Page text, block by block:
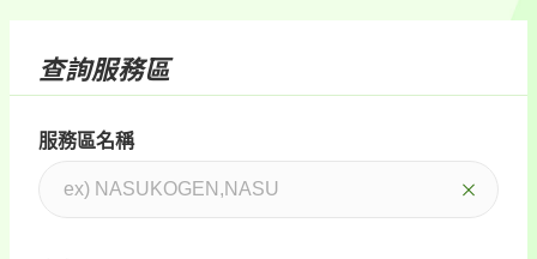
查詢服務區
服務區名稱